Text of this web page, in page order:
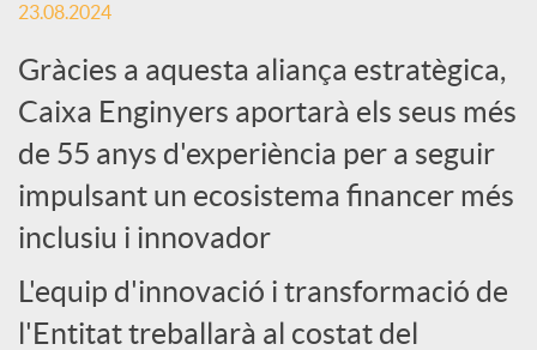
e
s
S
o
23.08.2024
Gràcies a aquesta aliança estratègica,
Caixa Enginyers aportarà els seus més
de 55 anys d'experiència per a seguir
impulsant un ecosistema financer més
inclusiu i innovador
L'equip d'innovació i transformació de
l'Entitat treballarà al costat del